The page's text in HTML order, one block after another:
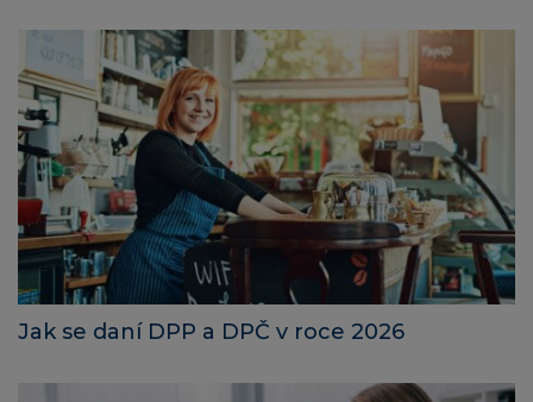
Jak se daní DPP a DPČ v roce 2026